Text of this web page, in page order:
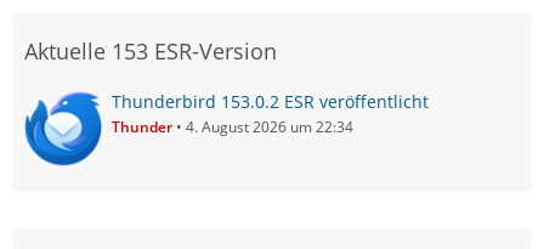
Aktuelle 153 ESR-Version
Thunderbird 153.0.2 ESR veröffentlicht
Thunder 4. August 2026 um 22:34